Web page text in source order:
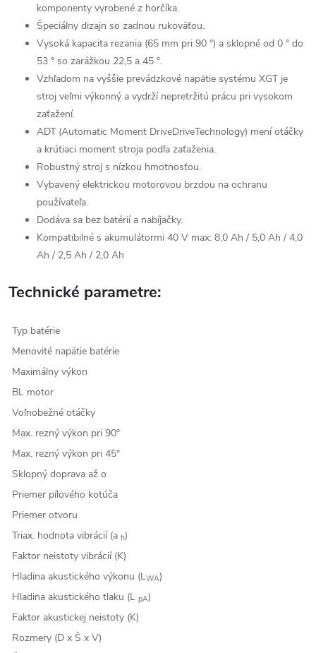
komponenty vyrobené z horčíka.
Špeciálny dizajn so zadnou rukoväťou.
Vysoká kapacita rezania (65 mm pri 90 °) a sklopné od 0 ° do
53 ° so zarážkou 22,5 a 45 °.
Vzhľadom na vyššie prevádzkové napätie systému XGT je
stroj veľmi výkonný a vydrží nepretržitú prácu pri vysokom
zaťažení.
ADT (Automatic Moment DriveDriveTechnology) mení otáčky
a krútiaci moment stroja podľa zaťaženia.
Robustný stroj s nízkou hmotnosťou.
Vybavený elektrickou motorovou brzdou na ochranu
používateľa.
Dodáva sa bez batérií a nabíjačky.
Kompatibilné s akumulátormi 40 V max: 8,0 Ah / 5,0 Ah / 4,0
Ah / 2,5 Ah / 2,0 Ah
Technické parametre:
Typ batérie
Menovité napätie batérie
Maximálny výkon
BL motor
Voľnobežné otáčky
Max. rezný výkon pri 90°
Max. rezný výkon pri 45°
Sklopný doprava až o
Priemer pílového kotúča
Priemer otvoru
Triax. hodnota vibrácií (a h)
Faktor neistoty vibrácií (K)
Hladina akustického výkonu (LWA)
Hladina akustického tlaku (L pA)
Faktor akustickej neistoty (K)
Rozmery (D x Š x V)